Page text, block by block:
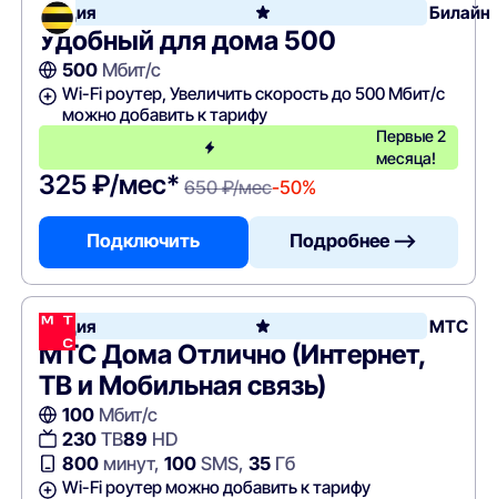
Акция Билайн
Удобный для дома 500
500Мбит/с
Wi-Fi роутер, Увеличить скорость до 500 Мбит/с
можно добавить к тарифу
Первые 2
месяца!
325 ₽/мес* 650 ₽/мес-50%
Подключить Подробнее —>
Акция МТС
МТС Дома Отлично (Интернет,
ТВ и Мобильная связь)
100Мбит/с
230ТВ89 HD
800минут, 100SMS, 35Гб
Wi-Fi роутер можно добавить к тарифу